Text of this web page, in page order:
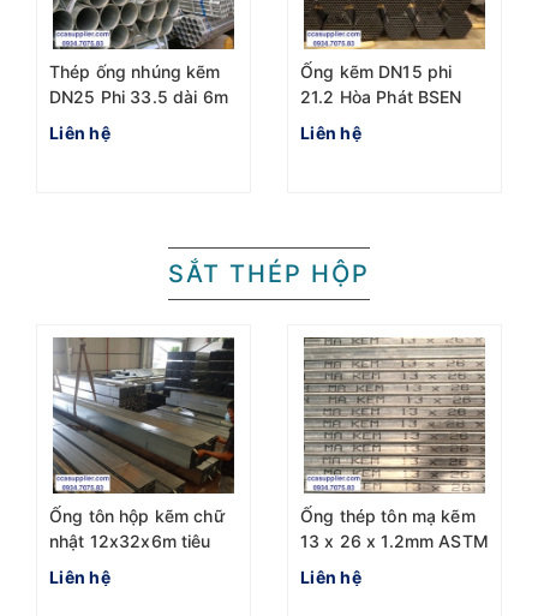
Thép ống nhúng kẽm
DN25 Phi 33.5 dài 6m
Hòa Phát
Liên hệ
Ống kẽm DN15 phi
21.2 Hòa Phát BSEN
1387
Liên hệ
SẮT THÉP HỘP
Ống tôn hộp kẽm chữ
nhật 12x32x6m tiêu
chuẩn ASTM A500
Liên hệ
Ống thép tôn mạ kẽm
13 x 26 x 1.2mm ASTM
A500 nhà máy Hòa
Phát
Liên hệ